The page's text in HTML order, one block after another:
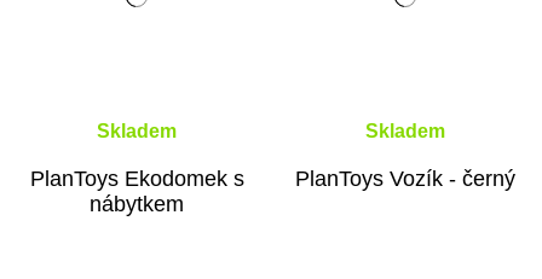
Skladem
PlanToys Ekodomek s
nábytkem
Skladem
PlanToys Vozík - černý